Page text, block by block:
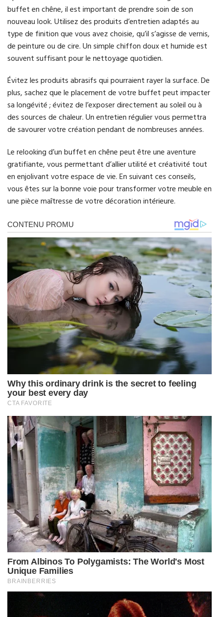
buffet en chêne, il est important de prendre soin de son
nouveau look. Utilisez des produits d’entretien adaptés au
type de finition que vous avez choisie, qu’il s’agisse de vernis,
de peinture ou de cire. Un simple chiffon doux et humide est
souvent suffisant pour le nettoyage quotidien.
Évitez les produits abrasifs qui pourraient rayer la surface. De
plus, sachez que le placement de votre buffet peut impacter
sa longévité ; évitez de l’exposer directement au soleil ou à
des sources de chaleur. Un entretien régulier vous permettra
de savourer votre création pendant de nombreuses années.
Le relooking d’un buffet en chêne peut être une aventure
gratifiante, vous permettant d’allier utilité et créativité tout
en enjolivant votre espace de vie. En suivant ces conseils,
vous êtes sur la bonne voie pour transformer votre meuble en
une pièce maîtresse de votre décoration intérieure.